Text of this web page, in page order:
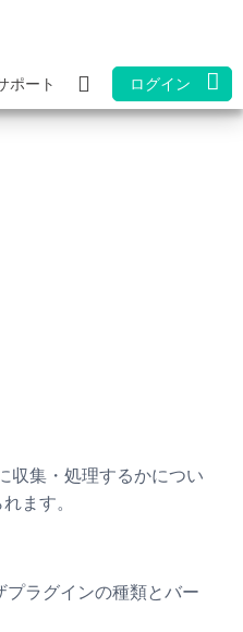
ポート ログイン
集・処理するかについ
ます。
ラグインの種類とバー